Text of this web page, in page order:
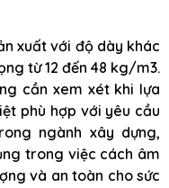
xuất với độ dày khác
từ 12 đến 48 kg/m3.
cần xem xét khi lựa
phù hợp với yêu cầu
ngành xây dựng,
trong việc cách âm
và an toàn cho sức